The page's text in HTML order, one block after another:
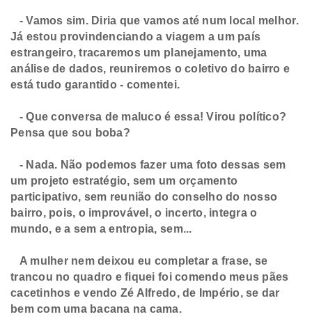
- Vamos sim. Diria que vamos até num local melhor.
Já estou provindenciando a viagem a um país
estrangeiro, tracaremos um planejamento, uma
análise de dados, reuniremos o coletivo do bairro e
está tudo garantido - comentei.
- Que conversa de maluco é essa! Virou político?
Pensa que sou boba?
- Nada. Não podemos fazer uma foto dessas sem
um projeto estratégio, sem um orçamento
participativo, sem reunião do conselho do nosso
bairro, pois, o improvável, o incerto, integra o
mundo, e a sem a entropia, sem...
A mulher nem deixou eu completar a frase, se
trancou no quadro e fiquei foi comendo meus pães
cacetinhos e vendo Zé Alfredo, de Império, se dar
bem com uma bacana na cama.